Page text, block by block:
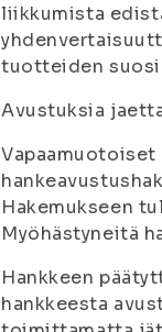
liikkumista
tuotteiden
Avustuksia
Hakemukseen
Myöhästyneitä
Hankkeen
hankkeesta